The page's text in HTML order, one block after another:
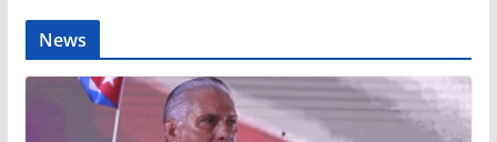
News